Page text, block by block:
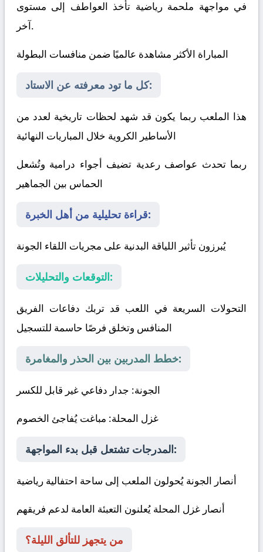
في مواجهة ملحمة رياضية تأخذ العواطف إلى مستوى
آخر.
المباراة الأكثر مشاهدة عالميًا ضمن منافسات البطولة
كل ما تود معرفته عن الاستاد:
هذا الملعب ربما يكون قد شهد لحظات تاريخية لعدد من
الأساطير الكروية خلال المباريات النهائية
ربما تحدث عواصف رعدية تضيف أجواء درامية وتُشعل
الحماس بين الجماهير
قراءة تحليلية من أهل الخبرة:
يُبرزون تأثير اللياقة البدنية على مجريات اللقاء الجونة
التوقعات والتحليلات:
التحولات السريعة في اللعب قد تربك دفاعات الفريق
المنافس وتخلق فرصًا حاسمة للتسجيل
خطط المدربين بين الحذر والمغامرة:
الجونة: جدار دفاعي غير قابل للكسر
غزل المحلة: مباغت يُفاجئ الخصوم
المدرجات تشتعل قبل بدء المواجهة:
أنصار الجونة يُحولون الملعب إلى ساحة احتفالية رياضية
أنصار غزل المحلة يُعلنون التعبئة العامة لدعم فريقهم
من يتجهز للتألق الليلة؟